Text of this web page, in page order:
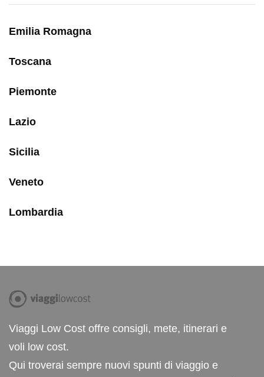
Emilia Romagna
Toscana
Piemonte
Lazio
Sicilia
Veneto
Lombardia
Viaggi Low Cost offre consigli, mete, itinerari e
voli low cost.
Qui troverai sempre nuovi spunti di viaggio e